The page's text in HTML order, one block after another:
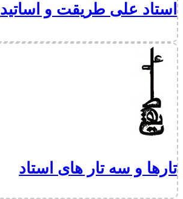
استاد علی طریقت و اساتید
تارها و سه تار های استاد